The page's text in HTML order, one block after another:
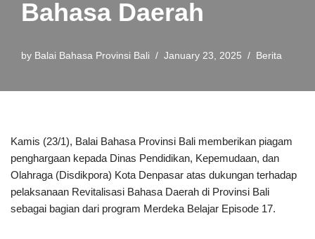
Bahasa Daerah
by Balai Bahasa Provinsi Bali January 23, 2025 Berita
Kamis (23/1), Balai Bahasa Provinsi Bali memberikan piagam
penghargaan kepada Dinas Pendidikan, Kepemudaan, dan
Olahraga (Disdikpora) Kota Denpasar atas dukungan terhadap
pelaksanaan Revitalisasi Bahasa Daerah di Provinsi Bali
sebagai bagian dari program Merdeka Belajar Episode 17.